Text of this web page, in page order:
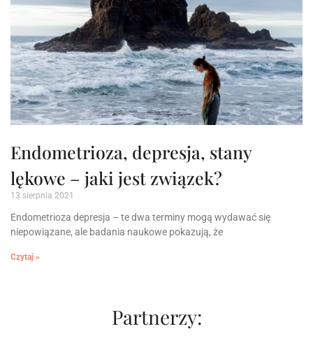
Endometrioza, depresja, stany
lękowe – jaki jest związek?
13 sierpnia 2021
Endometrioza depresja – te dwa terminy mogą wydawać się
niepowiązane, ale badania naukowe pokazują, że
Czytaj »
Partnerzy: